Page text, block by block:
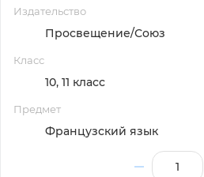
Издательство
Просвещение/Союз
Класс
10, 11 класс
Предмет
Французский язык